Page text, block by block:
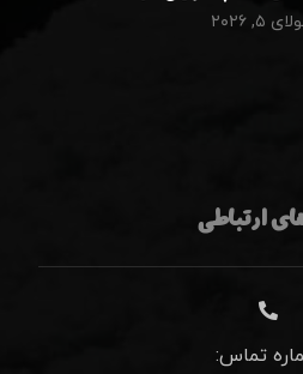
۵, ۲۰۲۶
ارتباطی
تماس: